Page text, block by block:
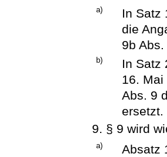
a)
In Satz
die
9b
b)
In Satz
16. Mai
Abs. 9
ersetzt.
9. § 9 wird
a) Absatz